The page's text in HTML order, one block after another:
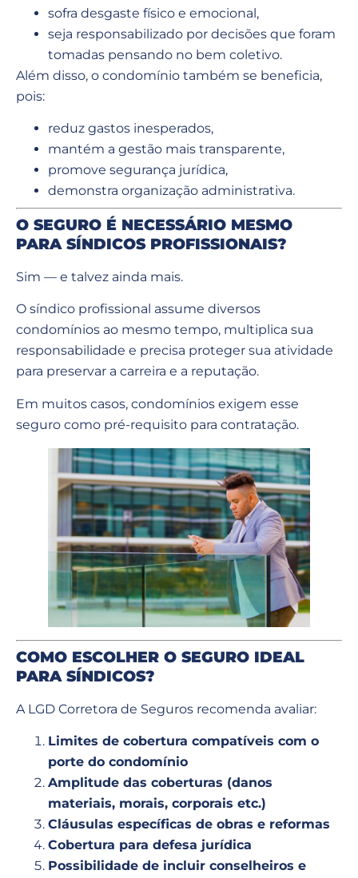
sofra desgaste físico e emocional,
seja responsabilizado por decisões que foram
tomadas pensando no bem coletivo.
Além disso, o condomínio também se beneficia,
pois:
reduz gastos inesperados,
mantém a gestão mais transparente,
promove segurança jurídica,
demonstra organização administrativa.
O SEGURO É NECESSÁRIO MESMO
PARA SÍNDICOS PROFISSIONAIS?
Sim — e talvez ainda mais.
O síndico profissional assume diversos
condomínios ao mesmo tempo, multiplica sua
responsabilidade e precisa proteger sua atividade
para preservar a carreira e a reputação.
Em muitos casos, condomínios exigem esse
seguro como pré-requisito para contratação.
COMO ESCOLHER O SEGURO IDEAL
PARA SÍNDICOS?
A LGD Corretora de Seguros recomenda avaliar:
Limites de cobertura compatíveis com o
porte do condomínio
Amplitude das coberturas (danos
materiais, morais, corporais etc.)
Cláusulas específicas de obras e reformas
Cobertura para defesa jurídica
Possibilidade de incluir conselheiros e